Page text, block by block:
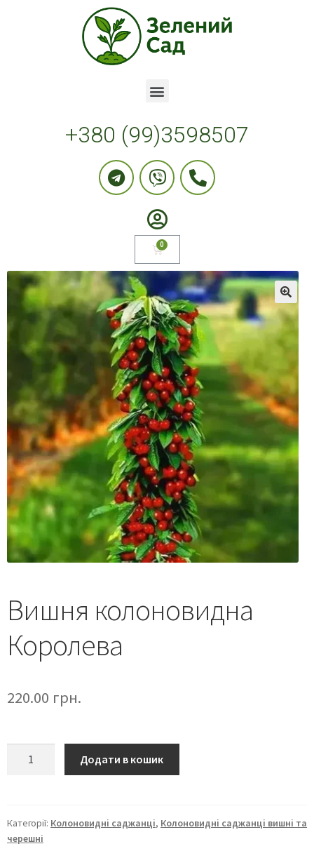
+380 (99)3598507
🔍
Вишня колоновидна
Королева
220.00 грн.
Додати в кошик
Категорії: Колоновидні саджанці, Колоновидні саджанці вишні та
черешні